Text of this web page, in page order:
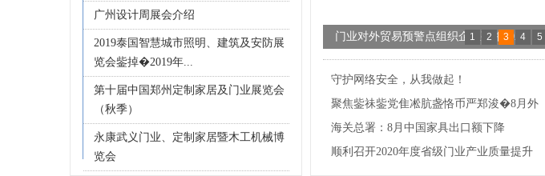
广州设计周展会介绍
2019泰国智慧城市照明、建筑及安防展
览会鈭掉�2019年...
第十届中国郑州定制家居及门业展览会
（秋季）
永康武义门业、定制家居暨木工机械博
览会
门业对外贸易预警点组织企业亮相2021
年“浙”里有“援”法律服务月活动暨外贸企业
RCEP政策培训会
“奋斗百年路 启航新征程”——江山门协庆祝
建党100周年主题活动暨二届八次会长会议
顺利召开
1 2 3 4 5
守护网络安全，从我做起！
聚焦鈭祙鈭党隹凇肮盏恪币严郑浚�8月外
贸...
海关总署：8月中国家具出口额下降
7.9%！
顺利召开2020年度省级门业产业质量提升